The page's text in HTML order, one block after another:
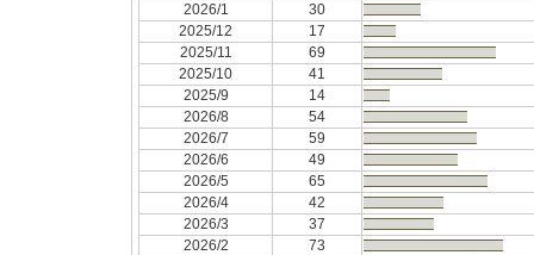
2026/1
30
2025/12
17
2025/11
69
2025/10
41
2025/9
14
2026/8
54
2026/7
59
2026/6
49
2026/5
65
2026/4
42
2026/3
37
2026/2
73